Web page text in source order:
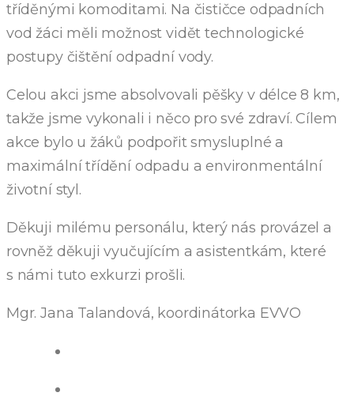
tříděnými komoditami. Na čističce odpadních
vod žáci měli možnost vidět technologické
postupy čištění odpadní vody.
Celou akci jsme absolvovali pěšky v délce 8 km,
takže jsme vykonali i něco pro své zdraví. Cílem
akce bylo u žáků podpořit smysluplné a
maximální třídění odpadu a environmentální
životní styl.
Děkuji milému personálu, který nás provázel a
rovněž děkuji vyučujícím a asistentkám, které
s námi tuto exkurzi prošli.
Mgr. Jana Talandová, koordinátorka EVVO